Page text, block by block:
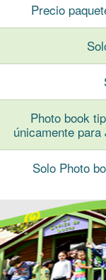
Precio
Photo book
únicamente
Solo Photo